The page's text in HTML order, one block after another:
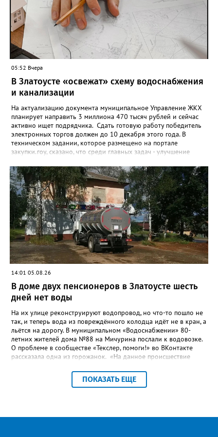
никогда кредиты не брал, столько же погасили долги недавно,
а больше половины имеют долговые обязательства сейчас.
05:52 Вчера
В Златоусте «освежат» схему водоснабжения
и канализации
На актуализацию документа муниципальное Управление ЖКХ
планирует направить 3 миллиона 470 тысяч рублей и сейчас
активно ищет подрядчика. Сдать готовую работу победитель
электронных торгов должен до 10 декабря этого года. В
техническом задании, которое размещено на портале
закупки.гоу, сказано, что среди главных задач - улучшение
повышение энергоэффективности систем. Кроме электронных
схем, исполнителю нужно разработать предложения по
строительству и реконструкции водоснабжения и канализации,
оценив размер вложений, а также представить перечень
бесхозных объектов и возможные сценарии развития этой
сферы городского хозяйства. В июне 2025 года
«Златоуст.инфо» сообщал о подобных торгах. Тогда цена
вопроса была почти в три раза выше - 9 миллионов 13 тысяч
486 рублей, а в списке работ была разработка электронной
системы ливнёвок.
14:01 05.08.26
В доме двух пенсионеров в Златоусте шесть
дней нет воды
На их улице реконструируют водопровод, но что-то пошло не
так, и теперь вода из повреждённого колодца идёт не в кран, а
льётся на дорогу. В муниципальном «Водоснабжении» 80-
летних жителей дома №88 на Мичурина послали к водовозке.
О проблеме в сообществе «Текслер, помоги!» во ВКонтакте
рассказала одна из горожанок. «На данное происшествие
гл.инженера Шепелева А.Н. из обслуживающей организации
МУП ЗГО "Златоустовское Водоснабжение" ул. Островского, 7,
пунктуация авторские). Под обращением есть комментарий
ПОКАЗАТЬ ЕЩЕ